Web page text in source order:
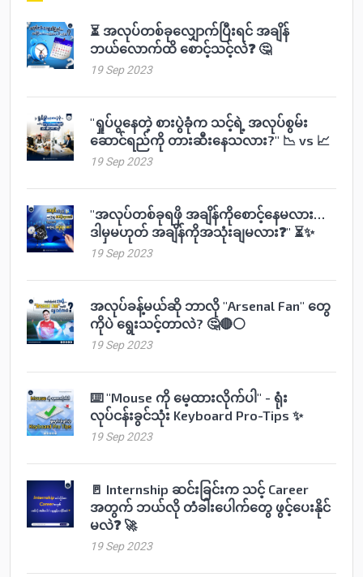
⏳ အလုပ်တစ်ခုလျှောက်ပြီးရင် အချိန်
ဘယ်လောက်ထိ စောင့်သင့်လဲ❓ 🤔
19 Sep 2023
"ရှုပ်ပွနေတဲ့ စားပွဲခုံက သင့်ရဲ့ အလုပ်စွမ်း
ဆောင်ရည်ကို တားဆီးနေသလား?" 📉 vs 📈
19 Sep 2023
"အလုပ်တစ်ခုရဖို အချိန်ကိုစောင့်နေမလား…
ဒါမှမဟုတ် အချိန်ကိုအသုံးချမလား❓" ⏳✨
19 Sep 2023
အလုပ်ခန့်မယ်ဆို ဘာလို "Arsenal Fan" တွေ
ကိုပဲ ရွေးသင့်တာလဲ? 🤔🔴⚪️
19 Sep 2023
⌨️ "Mouse ကို မေ့ထားလိုက်ပါ" - ရုံး
လုပ်ငန်းခွင်သုံး Keyboard Pro-Tips ✨
19 Sep 2023
🚪 Internship ဆင်းခြင်းက သင့် Career
အတွက် ဘယ်လို တံခါးပေါက်တွေ ဖွင့်ပေးနိုင်
မလဲ❓ 🚀
19 Sep 2023